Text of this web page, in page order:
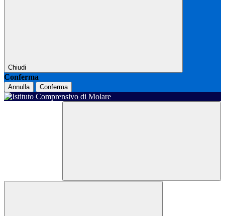
Chiudi
Conferma
Annulla Conferma